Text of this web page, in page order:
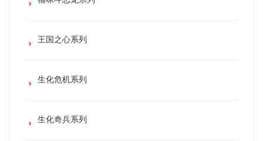
王国之心系列
生化危机系列
生化奇兵系列